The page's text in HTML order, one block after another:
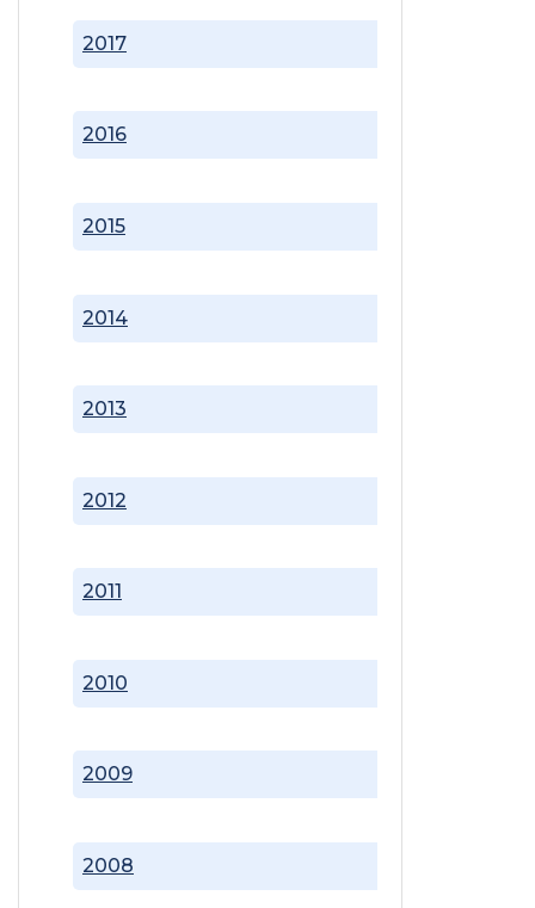
2008
2009
2010
2011
2012
2013
2014
2015
2016
2017